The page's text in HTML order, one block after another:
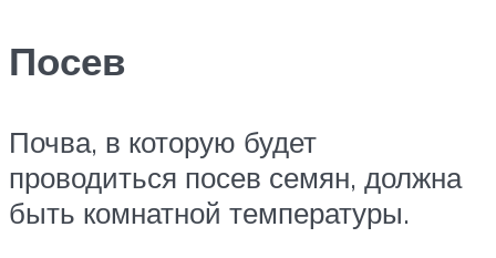
Посев
Почва, в которую будет
проводиться посев семян, должна
быть комнатной температуры.